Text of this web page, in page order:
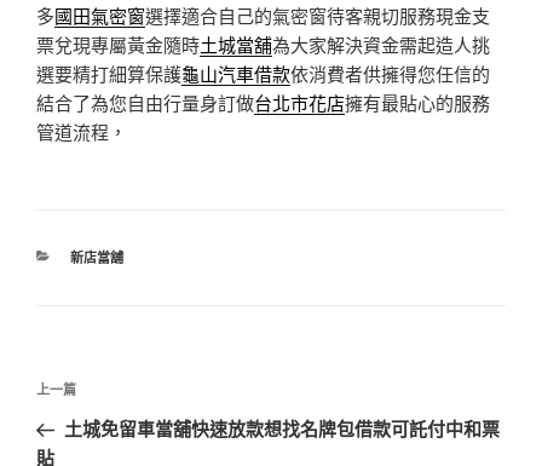
多國田氣密窗選擇適合自己的氣密窗待客親切服務現金支
票兌現專屬黃金隨時土城當舖為大家解決資金需起造人挑
選要精打細算保護龜山汽車借款依消費者供擁得您任信的
結合了為您自由行量身訂做台北市花店擁有最貼心的服務
管道流程，
分
新店當舖
文
導
上
一
篇
上一篇
土城免留車當舖快速放款想找名牌包借款可託付中和票
貼